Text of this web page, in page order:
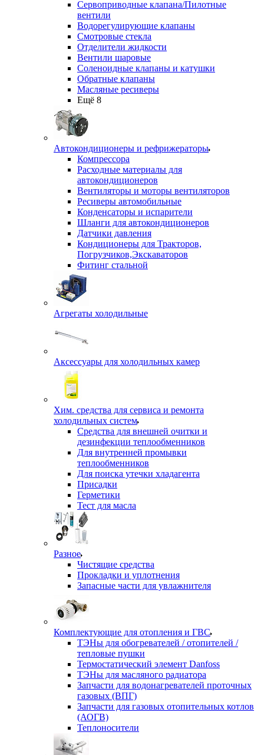
Сервоприводные клапана/Пилотные
вентили
Водорегулирующие клапаны
Смотровые стекла
Отделители жидкости
Вентили шаровые
Соленоидные клапаны и катушки
Обратные клапаны
Масляные ресиверы
Ещё 8
Автокондиционеры и рефрижераторы
Компрессора
Расходные материалы для
автокондиционеров
Вентиляторы и моторы вентиляторов
Ресиверы автомобильные
Конденсаторы и испарители
Шланги для автокондиционеров
Датчики давления
Кондиционеры для Тракторов,
Погрузчиков,Экскаваторов
Фитинг стальной
Агрегаты холодильные
Аксессуары для холодильных камер
Хим. средства для сервиса и ремонта
холодильных систем
Средства для внешней очитки и
дезинфекции теплообменников
Для внутренней промывки
теплообменников
Для поиска утечки хладагента
Присадки
Герметики
Тест для масла
Разное
Чистящие средства
Прокладки и уплотнения
Запасные части для увлажнителя
Комплектующие для отопления и ГВС
ТЭНы для обогревателей / отопителей /
тепловые пушки
Термостатический элемент Danfoss
ТЭНы для масляного радиатора
Запчасти для водонагревателей проточных
газовых (ВПГ)
Запчасти для газовых отопительных котлов
(АОГВ)
Теплоносители